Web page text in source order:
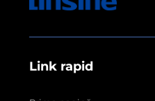
Link rapid